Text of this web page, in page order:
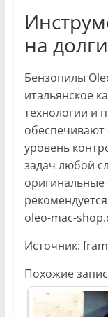
на
Бензопилы
итальянское
технологии и
обеспечивают
уровень
задач любой
oleo-mac-
Источник:
Похожие